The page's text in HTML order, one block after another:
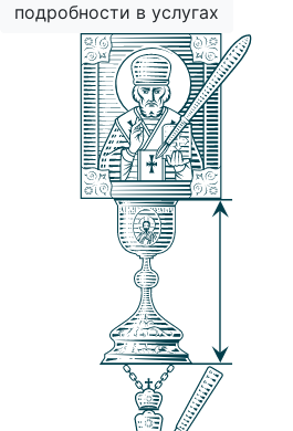
подробности в услугах